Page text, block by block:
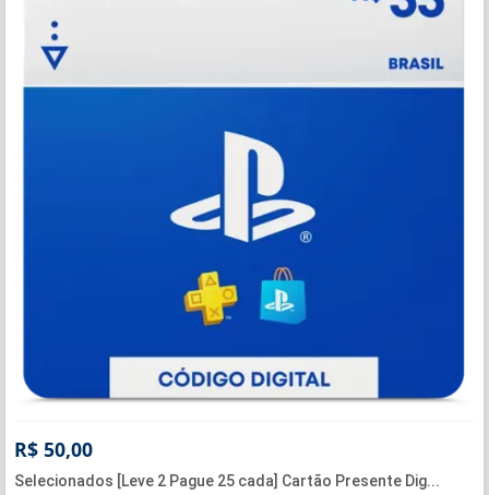
R$ 50,00
Selecionados [Leve 2 Pague 25 cada] Cartão Presente Dig...